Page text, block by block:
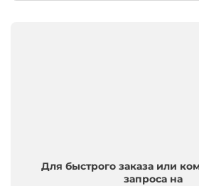
Для быстрого заказа или
запроса на